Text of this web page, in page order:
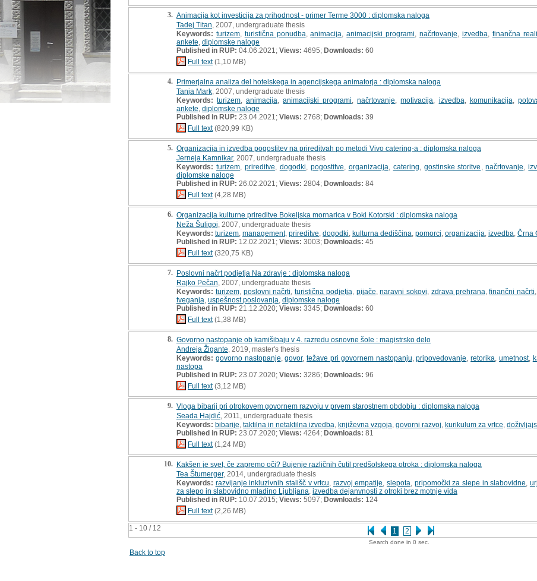
1 - 10 / 12 1 2
3. Animacija kot investicija za prihodnost - primer Terme 3000 : diplomska naloga
Tadej Titan , 2007, undergraduate thesis
Keywords: turizem, turistična ponudba ,animacija ,animacijski programi ,načrtovanje izvedba finančna
ankete diplomske naloge
Published in RUP: 04.06.2021; Views: 4695; Downloads: 60
Full text(1,10 MB)
4. Primerjalna analiza del hotelskega in agencijskega animatorja : diplomska naloga
Tanja Mark , 2007, undergraduate thesis
Keywords: turizem ,animacija ,animacijski programi ,načrtovanje ,motivacija izvedba komunikacija
ankete diplomske naloge
Published in RUP: 23.04.2021; Views: 2768; Downloads: 39
Full text(820,99 KB)
5. Organizacija in izvedba pogostitev na prireditvah po metodi Vivo catering-a : diplomska naloga
Jerneja Kamnikar, 2007, undergraduate thesis
Keywords: turizem, prireditve dogodki pogostitve organizacija catering gostinske storitve ,načrtovanje ,
diplomske naloge
Published in RUP: 26.02.2021; Views: 2804; Downloads: 84
Full text(4,28 MB)
6. Organizacija kulturne prireditve Bokeljska mornarica v Boki Kotorski : diplomska naloga
Neža Šuligoj , 2007, undergraduate thesis
Keywords: turizem management, prireditve dogodki kulturna dediščina pomorci organizacija izvedba Črna
Published in RUP: 12.02.2021; Views: 3003; Downloads: 45
Full text(320,75 KB)
7. Poslovni načrt podjetja Na zdravje : diplomska naloga
Rajko Pečan , 2007, undergraduate thesis
Keywords: turizem, poslovni načrti turistična podjetja pijače ,naravni sokovi zdrava prehrana ,finančni načrti
tveganja uspešnost poslovanja diplomske naloge
Published in RUP: 21.12.2020; Views: 3345; Downloads: 60
Full text(1,38 MB)
8. Govorno nastopanje ob kamišibaju v 4. razredu osnovne šole : magistrsko delo
Andreja Žigante , 2019, master's thesis
Keywords: govorno nastopanje ,govor,težave pri govornem nastopanju ,pripovedovanje ,retorika umetnost,
nastopa
Published in RUP: 23.07.2020; Views: 3286; Downloads: 96
Full text(3,12 MB)
9. Vloga bibarij pri otrokovem govornem razvoju v prvem starostnem obdobju : diplomska naloga
Seada Hajdić , 2011, undergraduate thesis
Keywords: bibarije taktilna in netaktilna izvedba književna vzgoja govorni razvoj kurikulum za vrtce
Published in RUP: 23.07.2020; Views: 4264; Downloads: 81
Full text(1,24 MB)
10. Kakšen je svet, če zapremo oči? Bujenje različnih čutil predšolskega otroka : diplomska naloga
Tea Štumerger, 2014, undergraduate thesis
Keywords: razvijanje inkluzivnih stališč v vrtcu razvoj empatije ,slepota pripomočki za slepe in slabovidne
za slepo in slabovidno mladino Ljubljana izvedba dejanvnosti z otroki brez motnje vida
Published in RUP: 10.07.2015; Views: 5097; Downloads: 124
Full text(2,26 MB)
Search done in 0 sec.
Back to top